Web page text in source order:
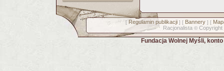
[ Regulamin publikacji] [ Bannery] [
Racjonalista © Copyright
Fundacja Wolnej Myśli,